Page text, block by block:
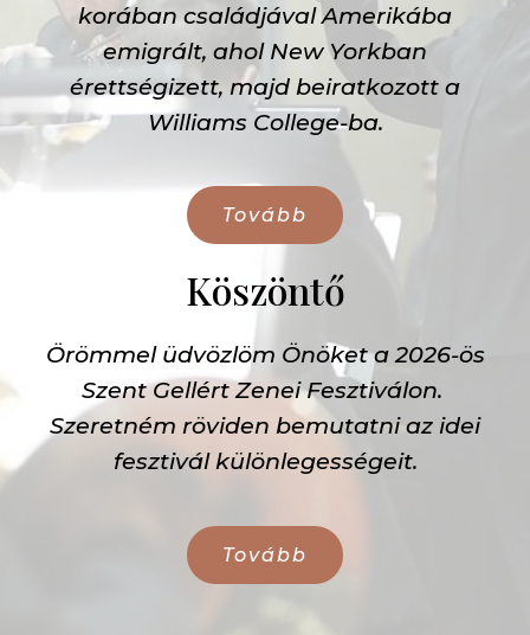
korában családjával Amerikába
emigrált, ahol New Yorkban
érettségizett, majd beiratkozott a
Williams College-ba.
Tovább
Köszöntő
Örömmel üdvözlöm Önöket a 2026-ös
Szent Gellért Zenei Fesztiválon.
Szeretném röviden bemutatni az idei
fesztivál különlegességeit.
Tovább